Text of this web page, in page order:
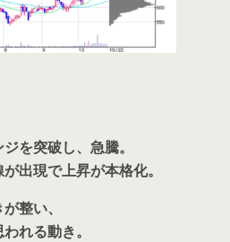
を突破し、急騰。
出現で上昇が本格化。
整い、
れる動き。